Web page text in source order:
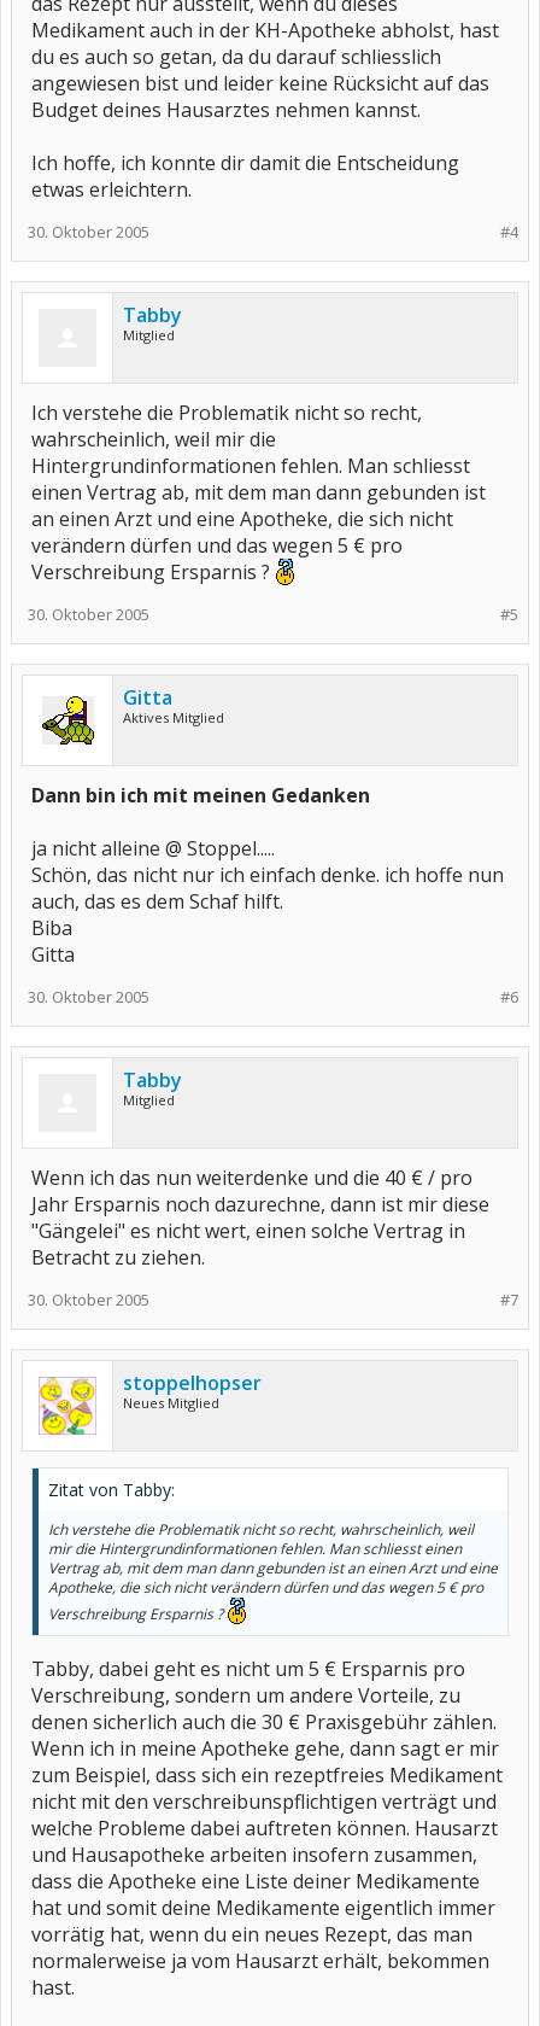
Medikament auch in der KH-Apotheke abholst, hast
du es auch so getan, da du darauf schliesslich
angewiesen bist und leider keine Rücksicht auf das
Budget deines Hausarztes nehmen kannst.
Ich hoffe, ich konnte dir damit die Entscheidung
etwas erleichtern.
#4
30. Oktober 2005
Tabby
Mitglied
Ich verstehe die Problematik nicht so recht,
wahrscheinlich, weil mir die
Hintergrundinformationen fehlen. Man schliesst
einen Vertrag ab, mit dem man dann gebunden ist
an einen Arzt und eine Apotheke, die sich nicht
verändern dürfen und das wegen 5 € pro
Verschreibung Ersparnis ?
#5
30. Oktober 2005
Gitta
Aktives Mitglied
Dann bin ich mit meinen Gedanken
ja nicht alleine @ Stoppel.....
Schön, das nicht nur ich einfach denke. ich hoffe nun
auch, das es dem Schaf hilft.
Biba
Gitta
#6
30. Oktober 2005
Tabby
Mitglied
Wenn ich das nun weiterdenke und die 40 € / pro
Jahr Ersparnis noch dazurechne, dann ist mir diese
"Gängelei" es nicht wert, einen solche Vertrag in
Betracht zu ziehen.
#7
30. Oktober 2005
stoppelhopser
Neues Mitglied
Zitat von Tabby:
Ich verstehe die Problematik nicht so recht, wahrscheinlich, weil
mir die Hintergrundinformationen fehlen. Man schliesst einen
Vertrag ab, mit dem man dann gebunden ist an einen Arzt und eine
Apotheke, die sich nicht verändern dürfen und das wegen 5 € pro
Verschreibung Ersparnis ?
Tabby, dabei geht es nicht um 5 € Ersparnis pro
Verschreibung, sondern um andere Vorteile, zu
denen sicherlich auch die 30 € Praxisgebühr zählen.
Wenn ich in meine Apotheke gehe, dann sagt er mir
zum Beispiel, dass sich ein rezeptfreies Medikament
nicht mit den verschreibunspflichtigen verträgt und
welche Probleme dabei auftreten können. Hausarzt
und Hausapotheke arbeiten insofern zusammen,
dass die Apotheke eine Liste deiner Medikamente
hat und somit deine Medikamente eigentlich immer
vorrätig hat, wenn du ein neues Rezept, das man
normalerweise ja vom Hausarzt erhält, bekommen
hast.